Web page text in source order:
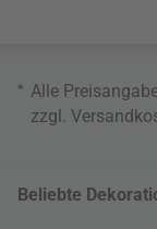
* Alle
zzgl.
Beliebte